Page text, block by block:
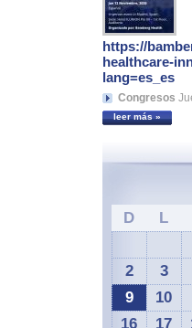
https://
healthcare-
lang=es_es
Congresos
leer más »
D
L
2
3
9
10
16
17